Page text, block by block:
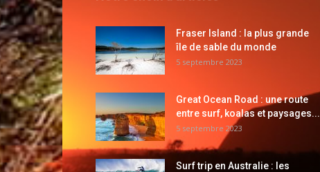
Fraser Island : la plus grande
île de sable du monde
5 septembre 2023
Great Ocean Road : une route
entre surf, koalas et paysages...
5 septembre 2023
Surf trip en Australie : les